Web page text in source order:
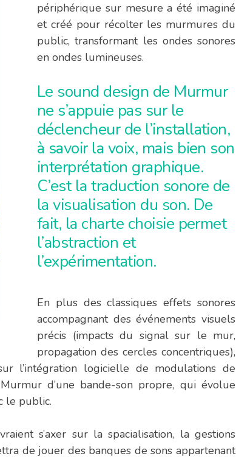
périphérique sur mesure a été imaginé
et créé pour récolter les murmures du
public, transformant les ondes sonores
en ondes lumineuses.
Le sound design de Murmur
ne s’appuie pas sur le
déclencheur de l’installation,
à savoir la voix, mais bien son
interprétation graphique.
C’est la traduction sonore de
la visualisation du son. De
fait, la charte choisie permet
l’abstraction et
l’expérimentation.
En plus des classiques effets sonores
accompagnant des événements visuels
précis (impacts du signal sur le mur,
propagation des cercles concentriques),
l’intégration logicielle de modulations de
d’une bande-son propre, qui évolue
le public.
s’axer sur la spacialisation, la gestions
de jouer des banques de sons appartenant